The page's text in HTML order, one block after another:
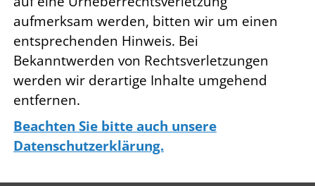
aufmerksam werden, bitten wir um einen
entsprechenden Hinweis. Bei
Bekanntwerden von Rechtsverletzungen
werden wir derartige Inhalte umgehend
entfernen.
Beachten Sie bitte auch unsere
Datenschutzerklärung.